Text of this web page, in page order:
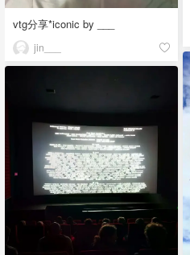
vtg分享*iconic by ___
jin___